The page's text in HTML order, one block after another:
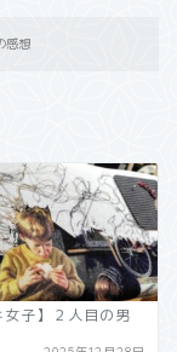
感想
女子】２人目の男